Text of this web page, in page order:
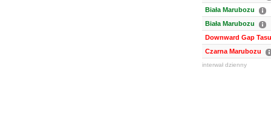
Biała Marubozu
Biała Marubozu
Downward Gap
Czarna Marubozu
interwał dzienny